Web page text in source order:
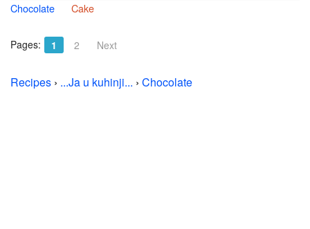
Chocolate
Cake
Pages: 1 2 Next
Recipes › ...Ja u kuhinji... › Chocolate